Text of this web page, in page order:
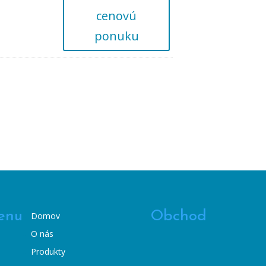
cenovú
ponuku
Domov
O nás
Produkty
Obchod